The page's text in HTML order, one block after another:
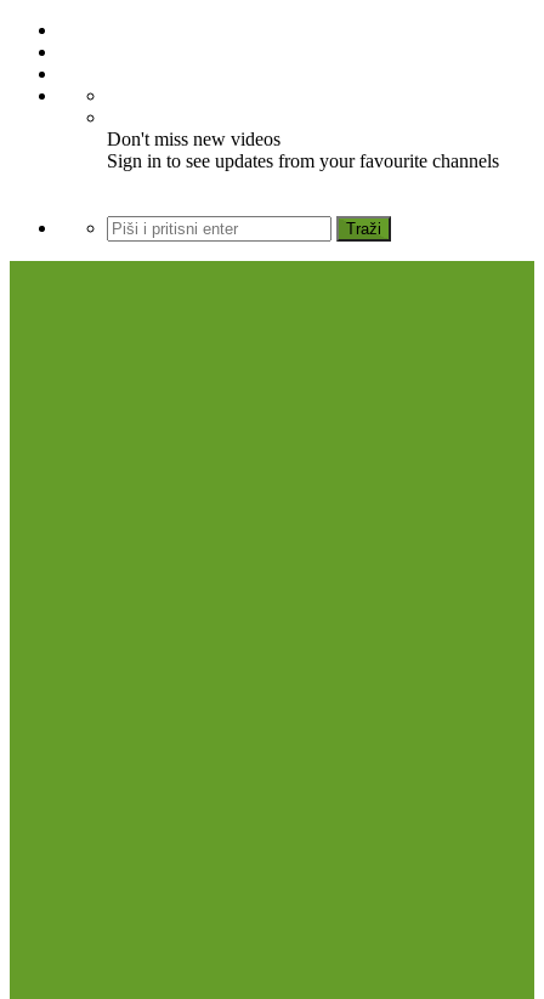
Don't miss new videos
Sign in to see updates from your favourite channels